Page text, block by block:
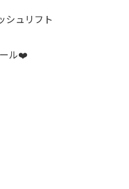
ュリフト
ル❤️